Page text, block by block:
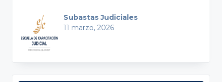
Subastas Judiciales
11 marzo, 2026